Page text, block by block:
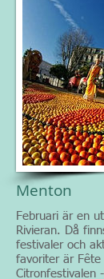
Menton
Februari är en
Rivieran. Då
festivaler och
favoriter är Fête
Citronfestivalen